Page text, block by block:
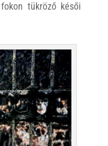
tükröző késői